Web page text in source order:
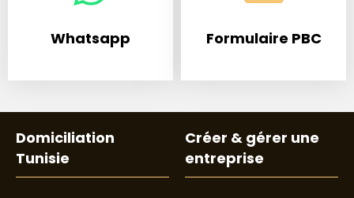
Whatsapp Formulaire PBC
Domiciliation
Tunisie
Créer & gérer une
entreprise